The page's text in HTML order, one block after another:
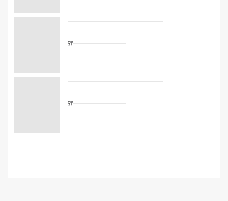
Сетевые отели Египта
Сетевые отели Таиланда
Сетевые отели Шри Ланки
Сетевые отели Вьетнама